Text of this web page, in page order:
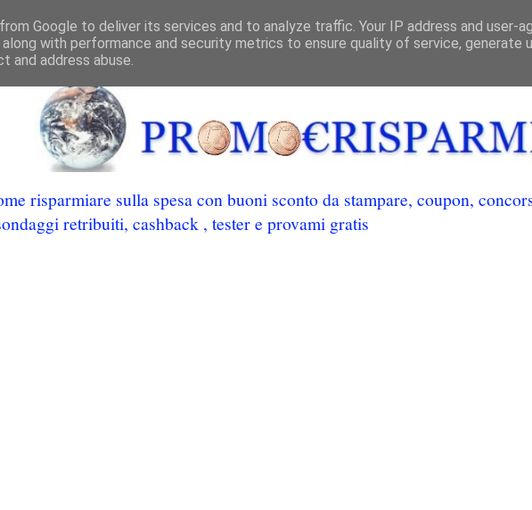
risparmiare sulla spesa con buoni sconto da stampare, coupon,
retribuiti, cashback , tester e provami gratis
Google to deliver its services and to analyze traffic. Your IP address and user-
with performance and security metrics to ensure quality of service, generate
and address abuse.